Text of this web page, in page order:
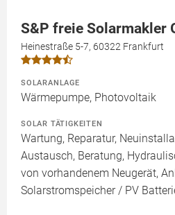
S&P freie Solarmakler
Heinestraße 5-7, 60322 Frankfurt
SOLARANLAGE
Wärmepumpe, Photovoltaik
SOLAR TÄTIGKEITEN
Wartung, Reparatur,
Austausch, Beratung,
von vorhandenem Neugerät,
Solarstromspeicher / PV